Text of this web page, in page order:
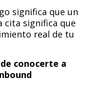
significa que un
cita significa que
real de tu
conocerte a